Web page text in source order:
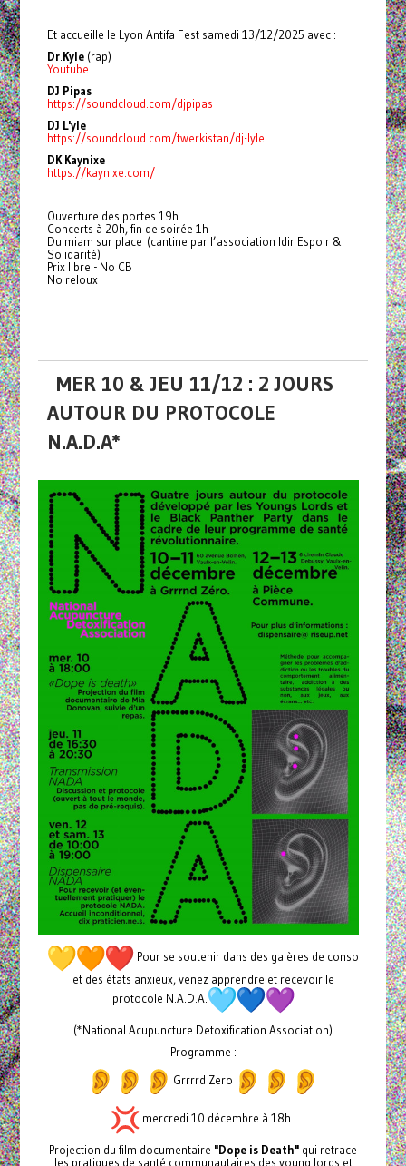
Et accueille le Lyon Antifa Fest samedi 13/12/2025 avec :
Dr.Kyle(rap)
Youtube
DJ Pipas
https://soundcloud.com/djpipas
DJ L'yle
https://soundcloud.com/twerkistan/dj-lyle
DK Kaynixe
https://kaynixe.com/
Ouverture des portes 19h
Concerts à 20h, fin de soirée 1h
Du miam sur place (cantine par l’association Idir Espoir &
Solidarité)
Prix libre - No CB
No reloux
MER 10 & JEU 11/12 : 2 JOURS
AUTOUR DU PROTOCOLE
N.A.D.A*
Pour se soutenir dans des galères de conso
et des états anxieux, venez apprendre et recevoir le
protocole N.A.D.A.
(*National Acupuncture Detoxification Association)
Programme :
Grrrrd Zero
mercredi 10 décembre à 18h :
Projection du film documentaire "Dope is Death" qui retrace
les pratiques de santé communautaires des young lords et